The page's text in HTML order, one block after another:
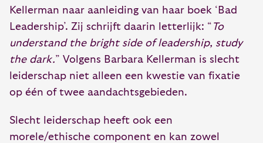
Kellerman naar aanleiding van haar boek ‘Bad
Leadership’. Zij schrijft daarin letterlijk: “ To
understand the bright side of leadership, study
the dark.” Volgens Barbara Kellerman is slecht
leiderschap niet alleen een kwestie van fixatie
op één of twee aandachtsgebieden.
Slecht leiderschap heeft ook een
morele/ethische component en kan zowel